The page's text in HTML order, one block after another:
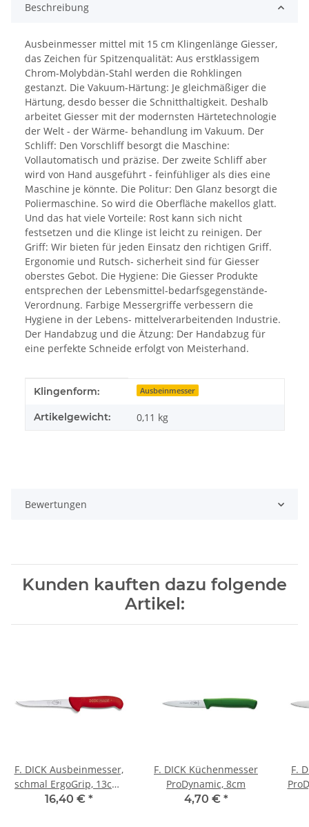
Beschreibung
Ausbeinmesser mittel mit 15 cm Klingenlänge Giesser,
das Zeichen für Spitzenqualität: Aus erstklassigem
Chrom-Molybdän-Stahl werden die Rohklingen
gestanzt. Die Vakuum-Härtung: Je gleichmäßiger die
Härtung, desdo besser die Schnitthaltigkeit. Deshalb
arbeitet Giesser mit der modernsten Härtetechnologie
der Welt - der Wärme- behandlung im Vakuum. Der
Schliff: Den Vorschliff besorgt die Maschine:
Vollautomatisch und präzise. Der zweite Schliff aber
wird von Hand ausgeführt - feinfühliger als dies eine
Maschine je könnte. Die Politur: Den Glanz besorgt die
Poliermaschine. So wird die Oberfläche makellos glatt.
Und das hat viele Vorteile: Rost kann sich nicht
festsetzen und die Klinge ist leicht zu reinigen. Der
Griff: Wir bieten für jeden Einsatz den richtigen Griff.
Ergonomie und Rutsch- sicherheit sind für Giesser
oberstes Gebot. Die Hygiene: Die Giesser Produkte
entsprechen der Lebensmittel-bedarfsgegenstände-
Verordnung. Farbige Messergriffe verbessern die
Hygiene in der Lebens- mittelverarbeitenden Industrie.
Der Handabzug und die Ätzung: Der Handabzug für
eine perfekte Schneide erfolgt von Meisterhand.
Produkteigenschaft
Wert
Klingenform: Ausbeinmesser
Artikelgewicht: 0,11 kg
Bewertungen
Kunden kauften dazu folgende
Artikel:
F. DICK Ausbeinmesser,
schmal ErgoGrip, 13cm,
rot
16,40 € *
F. DICK Küchenmesser
ProDynamic, 8cm
4,70 € *
F.